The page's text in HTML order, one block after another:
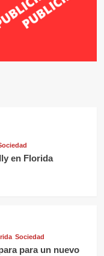
en Florida
Sociedad
para un nuevo